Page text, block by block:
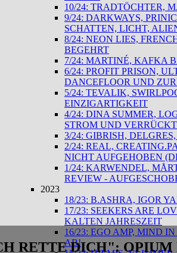
10/24: TRADTÖCHTER,
9/24: DARKWAYS,
SCHATTEN, LICHT,
8/24: NEON LIES,
BEGEHRT
7/24: MARTINÉ, KAFKA
6/24: PROFIT PRISON,
DANCEFLOOR UND
5/24: TEVALIK,
EINZIGARTIGKEIT
4/24: DINA SUMMER,
STROM UND VERRÜCKT
3/24: GIBRISH,
2/24: REAL,
NICHT AUFGEHOBEN
1/24: KARWENDEL,
REVIEW -
2023
18/23: B.ASHRA, IGOR
17/23: SEEKERS ARE
KALTEN JAHRESZEIT
16/23: EGO AMP, MIND
AB!
RETTE DICH": OPIUM